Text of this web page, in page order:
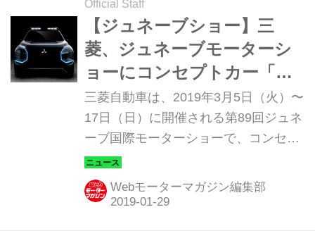
Official Staff
【ジュネーブショー】三
菱、ジュネーブモーターシ
ョーにコンセプトカー「エ
ンゲルベルク・ツアラー」
をワールドプレミア！
三菱自動車は、2019年3月5日（火）〜
17日（日）に開催される第89回ジュネ
ーブ国際モーターショーで、コンセプ
トカー『MITSUBISHI ENGELBERG
TOURER（ミツビシ・エンゲルベル
ク・ツアラー）』を世界初披露すると
Webモーターマガジン編集部